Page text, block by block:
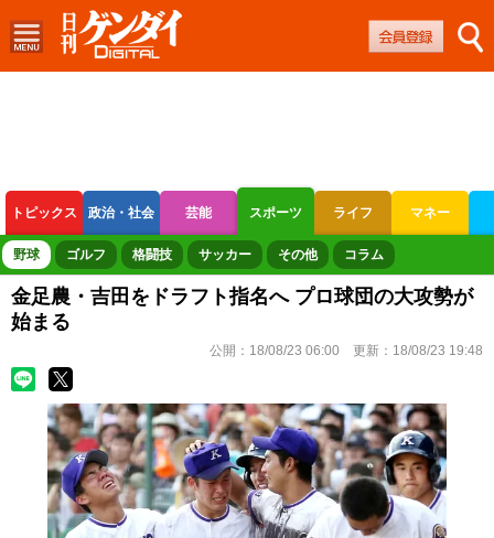
トピックス 政治・社会 芸能 スポーツ ライフ マネー
ボートレース 競輪 オートレース
野球 ゴルフ 格闘技 サッカー その他 コラム
金足農・吉田をドラフト指名へ プロ球団の大攻勢が
始まる
公開： 18/08/23 06:00 更新： 18/08/23 19:48